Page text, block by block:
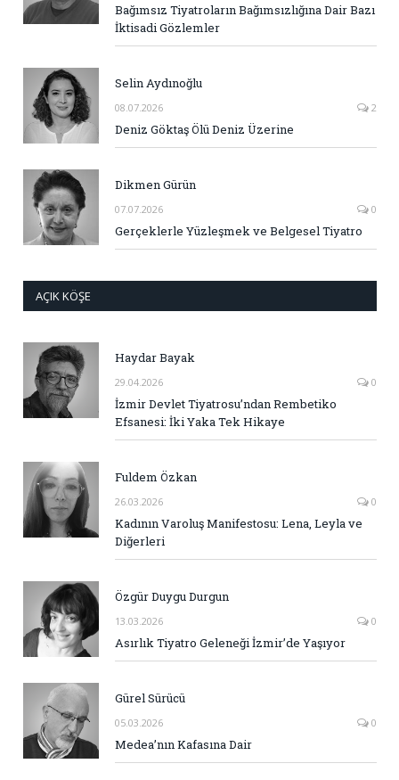
Bağımsız Tiyatroların Bağımsızlığına Dair Bazı
İktisadi Gözlemler
Selin Aydınoğlu
08.07.2026 2
Deniz Göktaş Ölü Deniz Üzerine
Dikmen Gürün
07.07.2026 0
Gerçeklerle Yüzleşmek ve Belgesel Tiyatro
AÇIK KÖŞE
Haydar Bayak
29.04.2026 0
İzmir Devlet Tiyatrosu’ndan Rembetiko
Efsanesi: İki Yaka Tek Hikaye
Fuldem Özkan
26.03.2026 0
Kadının Varoluş Manifestosu: Lena, Leyla ve
Diğerleri
Özgür Duygu Durgun
13.03.2026 0
Asırlık Tiyatro Geleneği İzmir’de Yaşıyor
Gürel Sürücü
05.03.2026 0
Medea’nın Kafasına Dair